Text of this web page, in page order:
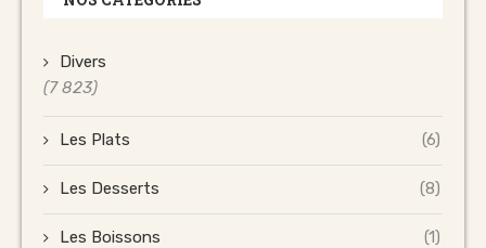
Divers
(7 823)
Les Plats (6)
Les Desserts (8)
Les Boissons (1)